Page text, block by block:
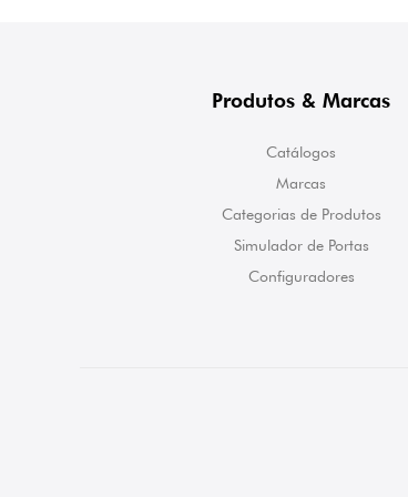
Produtos & Marcas
Catálogos
Marcas
Categorias de Produtos
Simulador de Portas
Configuradores